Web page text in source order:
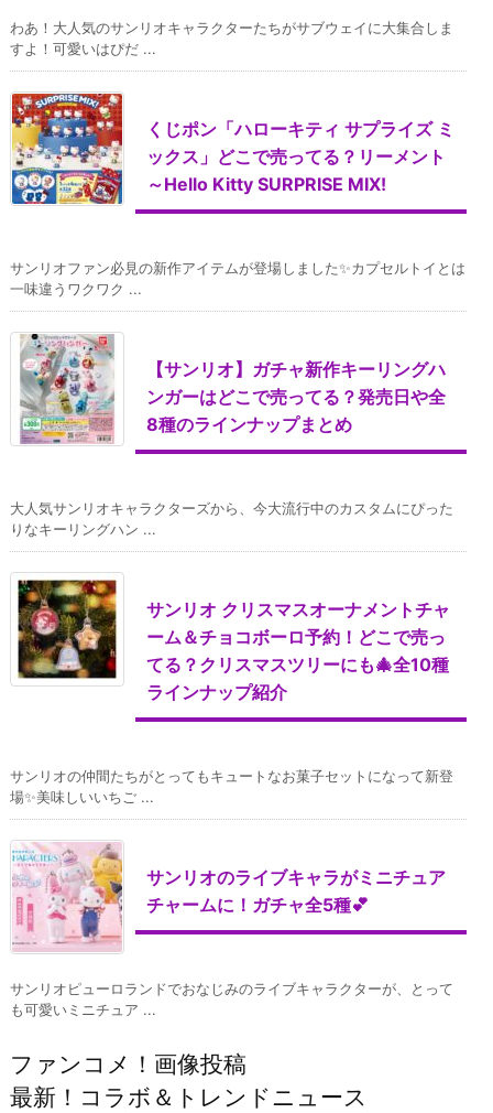
わあ！大人気のサンリオキャラクターたちがサブウェイに大集合しま
すよ！可愛いはぴだ ...
くじポン「ハローキティ サプライズ ミ
ックス」どこで売ってる？リーメント
～Hello Kitty SURPRISE MIX!
サンリオファン必見の新作アイテムが登場しました✨カプセルトイとは
一味違うワクワク ...
【サンリオ】ガチャ新作キーリングハ
ンガーはどこで売ってる？発売日や全
8種のラインナップまとめ
大人気サンリオキャラクターズから、今大流行中のカスタムにぴった
りなキーリングハン ...
サンリオ クリスマスオーナメントチャ
ーム＆チョコボーロ予約！どこで売っ
てる？クリスマスツリーにも🎄全10種
ラインナップ紹介
サンリオの仲間たちがとってもキュートなお菓子セットになって新登
場✨美味しいいちご ...
サンリオのライブキャラがミニチュア
チャームに！ガチャ全5種💕
サンリオピューロランドでおなじみのライブキャラクターが、とって
も可愛いミニチュア ...
ファンコメ！画像投稿
最新！コラボ＆トレンドニュース